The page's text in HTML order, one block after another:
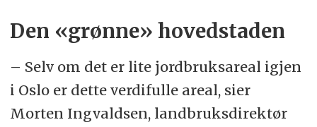
Den «grønne» hovedstaden
– Selv om det er lite jordbruksareal igjen
i Oslo er dette verdifulle areal, sier
Morten Ingvaldsen, landbruksdirektør